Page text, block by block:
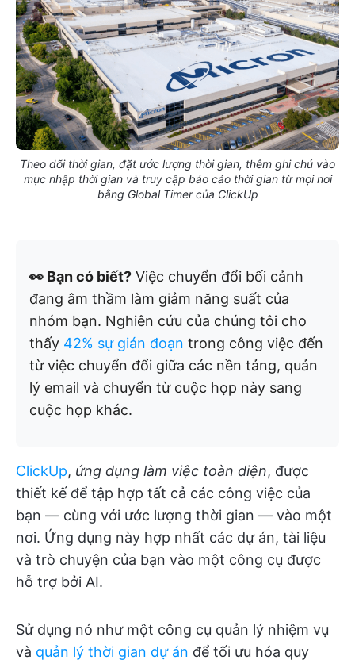
Theo dõi thời gian, đặt ước lượng thời gian, thêm ghi chú vào
mục nhập thời gian và truy cập báo cáo thời gian từ mọi nơi
bằng Global Timer của ClickUp
👀 Bạn có biết? Việc chuyển đổi bối cảnh
đang âm thầm làm giảm năng suất của
nhóm bạn. Nghiên cứu của chúng tôi cho
thấy 42% sự gián đoạn trong công việc đến
từ việc chuyển đổi giữa các nền tảng, quản
lý email và chuyển từ cuộc họp này sang
cuộc họp khác.
ClickUp, ứng dụng làm việc toàn diện, được
thiết kế để tập hợp tất cả các công việc của
bạn — cùng với ước lượng thời gian — vào một
nơi. Ứng dụng này hợp nhất các dự án, tài liệu
và trò chuyện của bạn vào một công cụ được
hỗ trợ bởi AI.
Sử dụng nó như một công cụ quản lý nhiệm vụ
và quản lý thời gian dự án để tối ưu hóa quy